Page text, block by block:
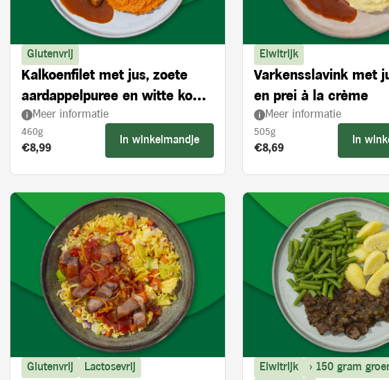
Glutenvrij
Kalkoenfilet met jus, zoete
aardappelpuree en witte kool
met kerrie en appelstukjes
Meer informatie
460g
Product prijs:
€8,99
In winkelmandje
Eiwitrijk
Varkensslavink met
en prei à la crème
Meer informatie
505g
Product prijs:
€8,69
In
Glutenvrij Lactosevrij Eiwitrijk
> 150 gram